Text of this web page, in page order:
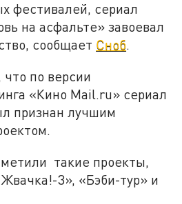
фестивалей, сериал
на асфальте» завоевал
сообщает Сноб.
по версии
«Кино Mail.ru» сериал
признан лучшим
такие проекты,
3», «Бэби-тур» и